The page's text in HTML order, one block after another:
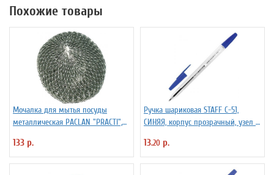
Похожие товары
Мочалка для мытья посуды
металлическая PACLAN "PRACTI",
133 р.
Ручка шариковая STAFF C-51,
СИНЯЯ, корпус прозрачный, узел 1
13.20 р.